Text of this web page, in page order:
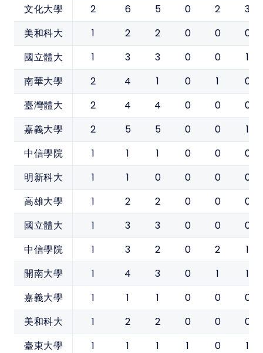
文化大學 2 6 5 0 2 3
美和科大 1 2 2 0 0 0
國立體大 1 3 3 0 0 1
南華大學 2 4 1 0 1 0
臺灣體大 2 4 4 0 0 0
嘉義大學 2 5 5 0 0 1
中信學院 1 1 1 0 0 0
明新科大 1 1 0 0 0 0
高雄大學 1 2 2 0 0 0
國立體大 1 3 3 0 0 0
中信學院 1 3 2 0 2 1
開南大學 1 4 3 0 1 1
嘉義大學 1 1 1 0 0 0
美和科大 1 2 2 0 0 0
臺東大學 1 1 1 1 0 1